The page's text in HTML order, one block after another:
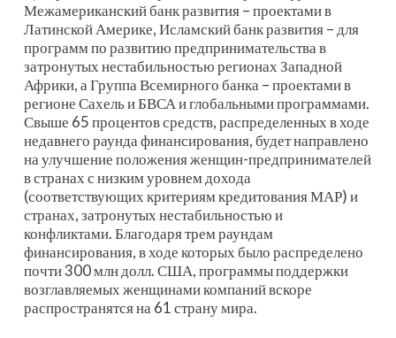
Межамериканский банк развития – проектами в
Латинской Америке, Исламский банк развития – для
программ по развитию предпринимательства в
затронутых нестабильностью регионах Западной
Африки, а Группа Всемирного банка – проектами в
регионе Сахель и БВСА и глобальными программами.
Свыше 65 процентов средств, распределенных в ходе
недавнего раунда финансирования, будет направлено
на улучшение положения женщин-предпринимателей
в странах с низким уровнем дохода
(соответствующих критериям кредитования МАР) и
странах, затронутых нестабильностью и
конфликтами. Благодаря трем раундам
финансирования, в ходе которых было распределено
почти 300 млн долл. США, программы поддержки
возглавляемых женщинами компаний вскоре
распространятся на 61 страну мира.